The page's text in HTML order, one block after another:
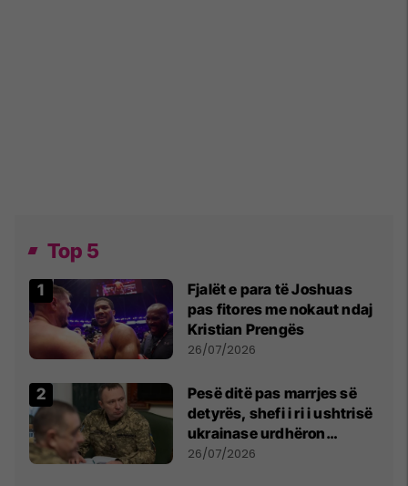
Top 5
Fjalët e para të Joshuas
pas fitores me nokaut ndaj
Kristian Prengës
26/07/2026
Pesë ditë pas marrjes së
detyrës, shefi i ri i ushtrisë
ukrainase urdhëron
kontroll të madh
26/07/2026